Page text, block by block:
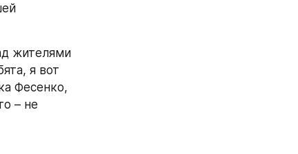
жителями
я вот
Фесенко,
– не